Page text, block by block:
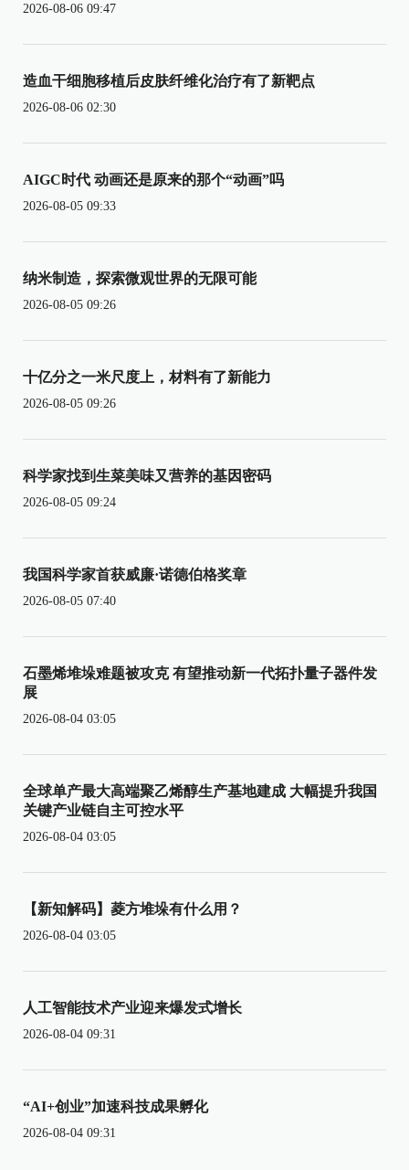
2026-08-06 09:47
造血干细胞移植后皮肤纤维化治疗有了新靶点
2026-08-06 02:30
AIGC时代 动画还是原来的那个“动画”吗
2026-08-05 09:33
纳米制造，探索微观世界的无限可能
2026-08-05 09:26
十亿分之一米尺度上，材料有了新能力
2026-08-05 09:26
科学家找到生菜美味又营养的基因密码
2026-08-05 09:24
我国科学家首获威廉·诺德伯格奖章
2026-08-05 07:40
石墨烯堆垛难题被攻克 有望推动新一代拓扑量子器件发
展
2026-08-04 03:05
全球单产最大高端聚乙烯醇生产基地建成 大幅提升我国
关键产业链自主可控水平
2026-08-04 03:05
【新知解码】菱方堆垛有什么用？
2026-08-04 03:05
人工智能技术产业迎来爆发式增长
2026-08-04 09:31
“AI+创业”加速科技成果孵化
2026-08-04 09:31